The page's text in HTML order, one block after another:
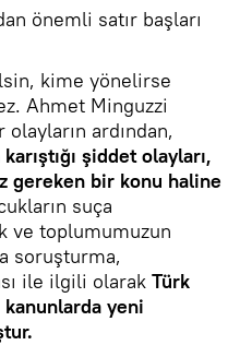
önemli satır başları
kime yönelirse
Ahmet Minguzzi
olayların ardından,
şiddet olayları,
gereken bir konu haline
suça
ve toplumumuzun
soruşturma,
ile ilgili olarak Türk
kanunlarda yeni